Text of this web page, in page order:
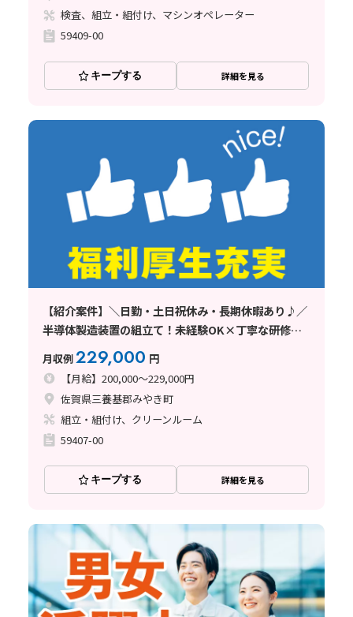
検査、組立・組付け、マシンオペレーター
59409-00
キープする 詳細を見る
【紹介案件】＼日勤・土日祝休み・長期休暇あり♪／
半導体製造装置の組立て！未経験OK×丁寧な研修あ
月収例229,000 円
【月給】200,000～229,000円
佐賀県三養基郡みやき町
組立・組付け、クリーンルーム
59407-00
キープする 詳細を見る